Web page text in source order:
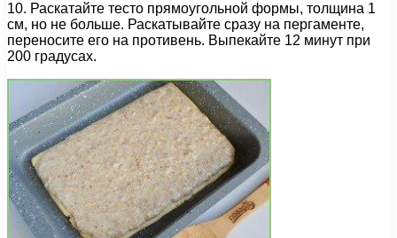
10. Раскатайте тесто прямоугольной формы, толщина 1
см, но не больше. Раскатывайте сразу на пергаменте,
переносите его на противень. Выпекайте 12 минут при
200 градусах.